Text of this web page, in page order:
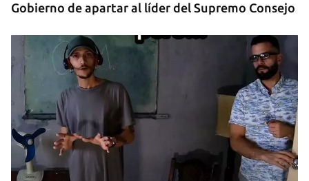
Gobierno de apartar al líder del Supremo Consejo